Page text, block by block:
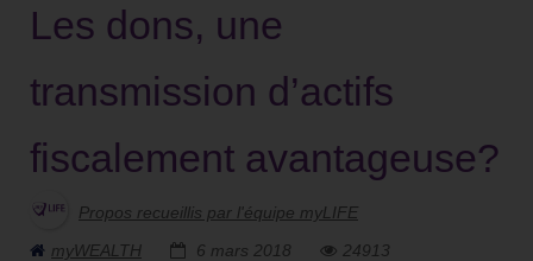
Les dons, une
transmission d’actifs
fiscalement avantageuse?
Propos recueillis par l'équipe myLIFE
myWEALTH
6 mars 2018 24913